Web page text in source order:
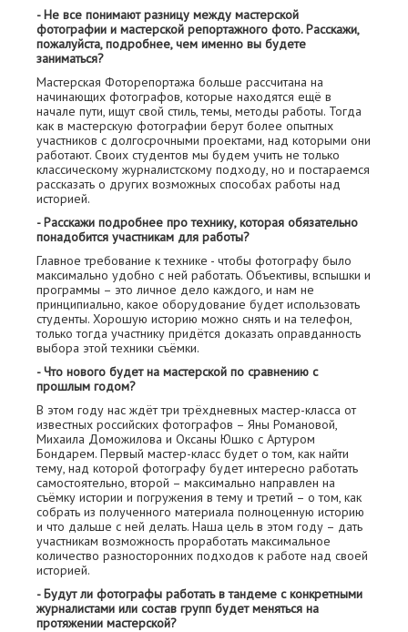
- Не все понимают разницу между мастерской
фотографии и мастерской репортажного фото. Расскажи,
пожалуйста, подробнее, чем именно вы будете
заниматься?
Мастерская Фоторепортажа больше рассчитана на
начинающих фотографов, которые находятся ещё в
начале пути, ищут свой стиль, темы, методы работы. Тогда
как в мастерскую фотографии берут более опытных
участников с долгосрочными проектами, над которыми они
работают. Своих студентов мы будем учить не только
классическому журналистскому подходу, но и постараемся
рассказать о других возможных способах работы над
историей.
- Расскажи подробнее про технику, которая обязательно
понадобится участникам для работы?
Главное требование к технике - чтобы фотографу было
максимально удобно с ней работать. Объективы, вспышки и
программы – это личное дело каждого, и нам не
принципиально, какое оборудование будет использовать
студенты. Хорошую историю можно снять и на телефон,
только тогда участнику придётся доказать оправданность
выбора этой техники съёмки.
- Что нового будет на мастерской по сравнению с
прошлым годом?
В этом году нас ждёт три трёхдневных мастер-класса от
известных российских фотографов – Яны Романовой,
Михаила Доможилова и Оксаны Юшко с Артуром
Бондарем. Первый мастер-класс будет о том, как найти
тему, над которой фотографу будет интересно работать
самостоятельно, второй – максимально направлен на
съёмку истории и погружения в тему и третий – о том, как
собрать из полученного материала полноценную историю
и что дальше с ней делать. Наша цель в этом году – дать
участникам возможность проработать максимальное
количество разносторонних подходов к работе над своей
историей.
- Будут ли фотографы работать в тандеме с конкретными
журналистами или состав групп будет меняться на
протяжении мастерской?